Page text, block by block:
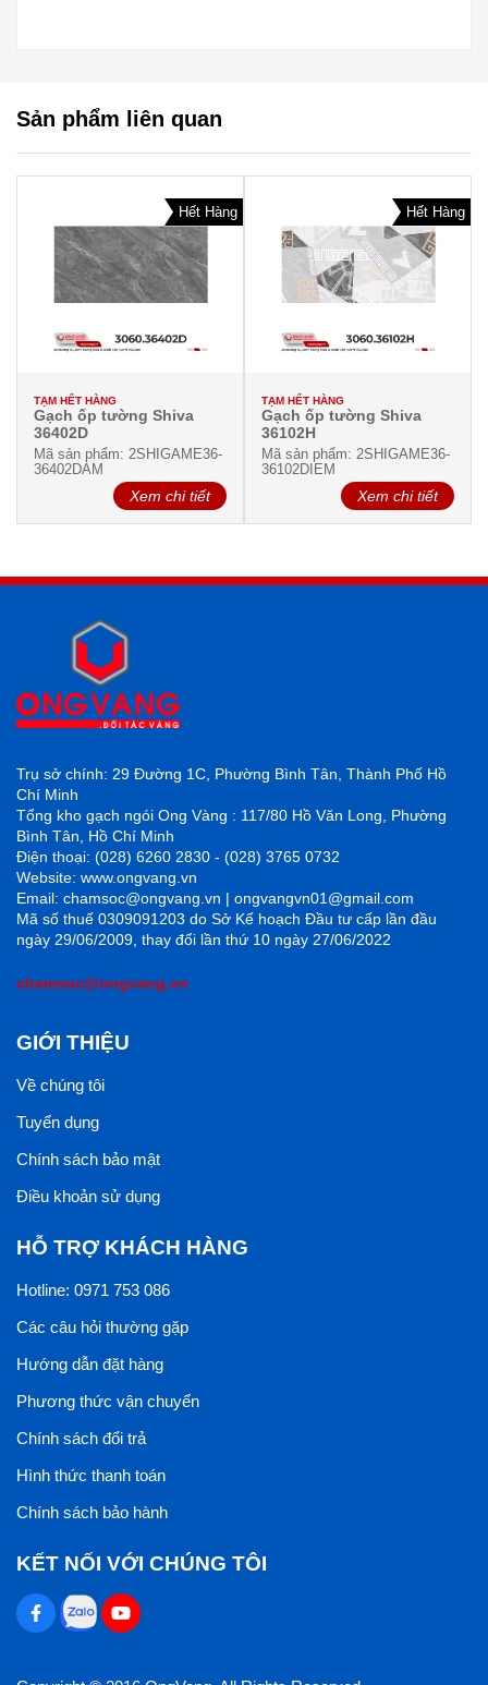
Sản phẩm liên quan
Hết Hàng
TẠM HẾT HÀNG
Gạch ốp tường Shiva
36402D
Mã sản phẩm: 2SHIGAME36-
36402DAM
Xem chi tiết
Hết Hàng
TẠM HẾT HÀNG
Gạch ốp tường Shiva
36102H
Mã sản phẩm: 2SHIGAME36-
36102DIEM
Xem chi tiết
Trụ sở chính: 29 Đường 1C, Phường Bình Tân, Thành Phố Hồ
Chí Minh
Tổng kho gạch ngói Ong Vàng : 117/80 Hồ Văn Long, Phường
Bình Tân, Hồ Chí Minh
Điện thoại: (028) 6260 2830 - (028) 3765 0732
Website: www.ongvang.vn
Email: chamsoc@ongvang.vn | ongvangvn01@gmail.com
Mã số thuế 0309091203 do Sở Kế hoạch Đầu tư cấp lần đầu
ngày 29/06/2009, thay đổi lần thứ 10 ngày 27/06/2022
chamsoc@ongvang.vn
GIỚI THIỆU
Về chúng tôi
Tuyển dụng
Chính sách bảo mật
Điều khoản sử dụng
HỖ TRỢ KHÁCH HÀNG
Hotline: 0971 753 086
Các câu hỏi thường gặp
Hướng dẫn đặt hàng
Phương thức vận chuyển
Chính sách đổi trả
Hình thức thanh toán
Chính sách bảo hành
KẾT NỐI VỚI CHÚNG TÔI